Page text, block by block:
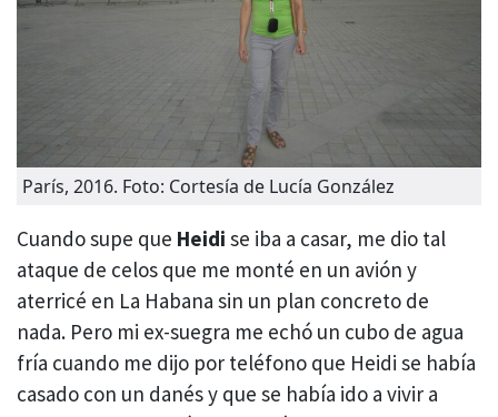
París, 2016. Foto: Cortesía de Lucía González
Cuando supe que Heidi se iba a casar, me dio tal
ataque de celos que me monté en un avión y
aterricé en La Habana sin un plan concreto de
nada. Pero mi ex-suegra me echó un cubo de agua
fría cuando me dijo por teléfono que Heidi se había
casado con un danés y que se había ido a vivir a